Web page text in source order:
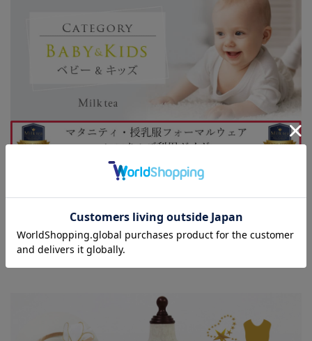
【【ミルクティー・レンタルご利用ガイド】】
※『レンタルご利用ガイド』を必ずご覧ください。
レンタル商品は交換不可・クーポンの使用不可となりま
す。